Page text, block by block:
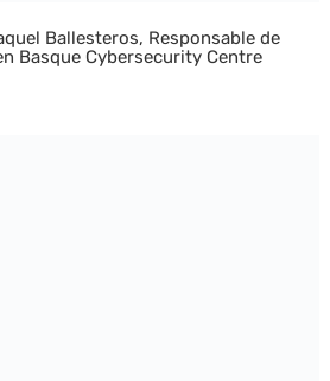
Ballesteros, Responsable de
Basque Cybersecurity Centre